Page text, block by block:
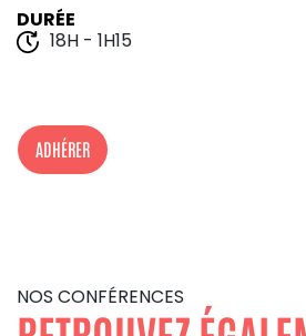
DURÉE
18H - 1H15
ADHÉRER
NOS CONFÉRENCES